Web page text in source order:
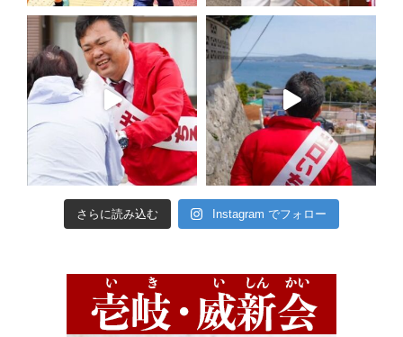
さらに読み込む Instagram でフォロー